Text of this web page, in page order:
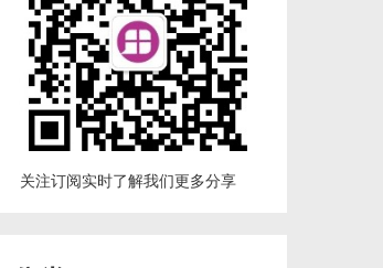
关注订阅实时了解我们更多分享